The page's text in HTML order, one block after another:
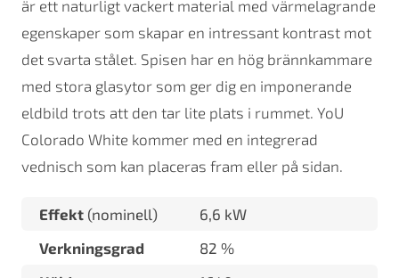
är ett naturligt vackert material med värmelagrande
egenskaper som skapar en intressant kontrast mot
det svarta stålet. Spisen har en hög brännkammare
med stora glasytor som ger dig en imponerande
eldbild trots att den tar lite plats i rummet. YoU
Colorado White kommer med en integrerad
vednisch som kan placeras fram eller på sidan.
Effekt (nominell)
6,6 kW
Verkningsgrad
82 %